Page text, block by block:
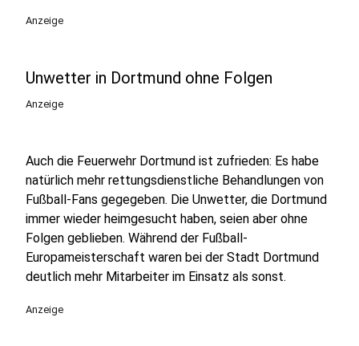
Anzeige
Unwetter in Dortmund ohne Folgen
Anzeige
Auch die Feuerwehr Dortmund ist zufrieden: Es habe
natürlich mehr rettungsdienstliche Behandlungen von
Fußball-Fans gegegeben. Die Unwetter, die Dortmund
immer wieder heimgesucht haben, seien aber ohne
Folgen geblieben. Während der Fußball-
Europameisterschaft waren bei der Stadt Dortmund
deutlich mehr Mitarbeiter im Einsatz als sonst.
Anzeige